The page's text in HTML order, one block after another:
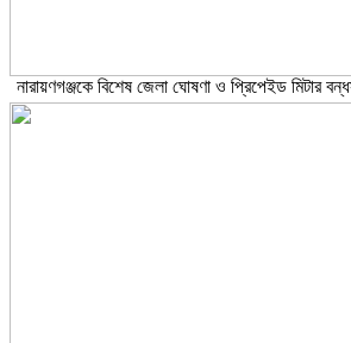
নারায়ণগঞ্জকে বিশেষ জেলা ঘোষণা ও প্রিপেইড মিটার